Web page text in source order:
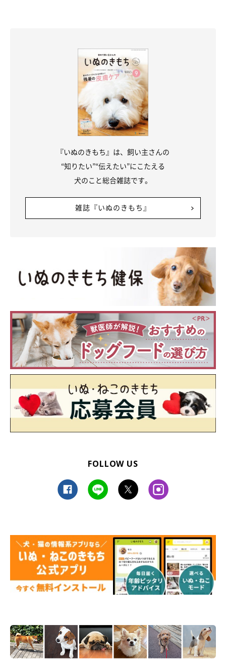
『いぬのきもち』は、飼い主さんの
“知りたい”“伝えたい”にこたえる
犬のこと総合雑誌です。
雑誌『いぬのきもち』
FOLLOW US